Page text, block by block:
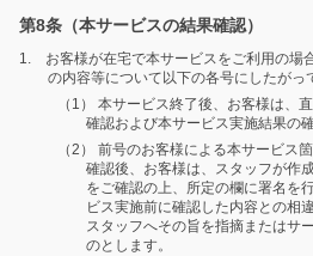
第8条（本サービスの結果確認）
1. お客様が在宅で本サービスをご利用の場
の内容等について以下の各号にしたがっ
（1） 本サービス終了後、お客様は、
確認および本サービス実施結果の
（2） 前号のお客様による本サービス
確認後、お客様は、スタッフが作
をご確認の上、所定の欄に署名を
ビス実施前に確認した内容との相
スタッフへその旨を指摘またはサ
のとします。